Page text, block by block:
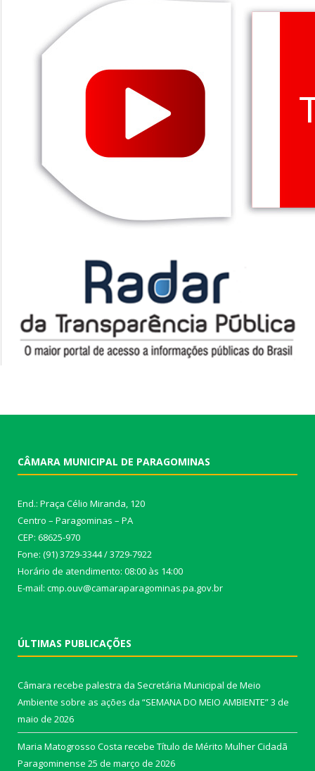
CÂMARA MUNICIPAL DE PARAGOMINAS
End.: Praça Célio Miranda, 120
Centro – Paragominas – PA
CEP: 68625-970
Fone: (91) 3729-3344 / 3729-7922
Horário de atendimento: 08:00 às 14:00
E-mail: cmp.ouv@camaraparagominas.pa.gov.br
ÚLTIMAS PUBLICAÇÕES
Câmara recebe palestra da Secretária Municipal de Meio
Ambiente sobre as ações da “SEMANA DO MEIO AMBIENTE”3 de
maio de 2026
Maria Matogrosso Costa recebe Título de Mérito Mulher Cidadã
Paragominense 25 de março de 2026